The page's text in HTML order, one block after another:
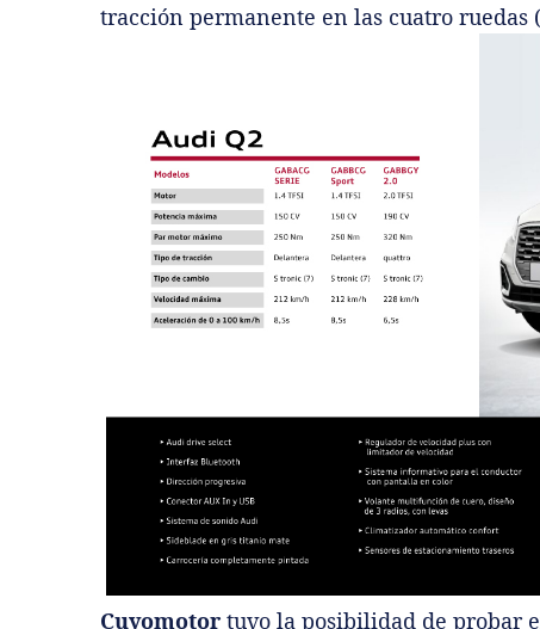
tracción permanente en las cuatro ruedas
Cuyomotor tuvo la posibilidad de probar